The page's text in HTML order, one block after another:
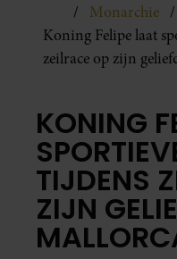
Monarchie
Koning Felipe laat
zeilrace op zijn
KONING
TIJDENS
ZIJN